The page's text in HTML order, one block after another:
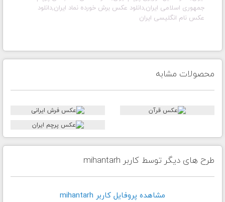
جمهوری اسلامی ایران,دانلود عکس برش خورده نماد ایران,دانلود
عکس نام انگلیسی ایران
محصولات مشابه
طرح های دیگر توسط کاربر mihantarh
مشاهده پروفايل کاربر mihantarh